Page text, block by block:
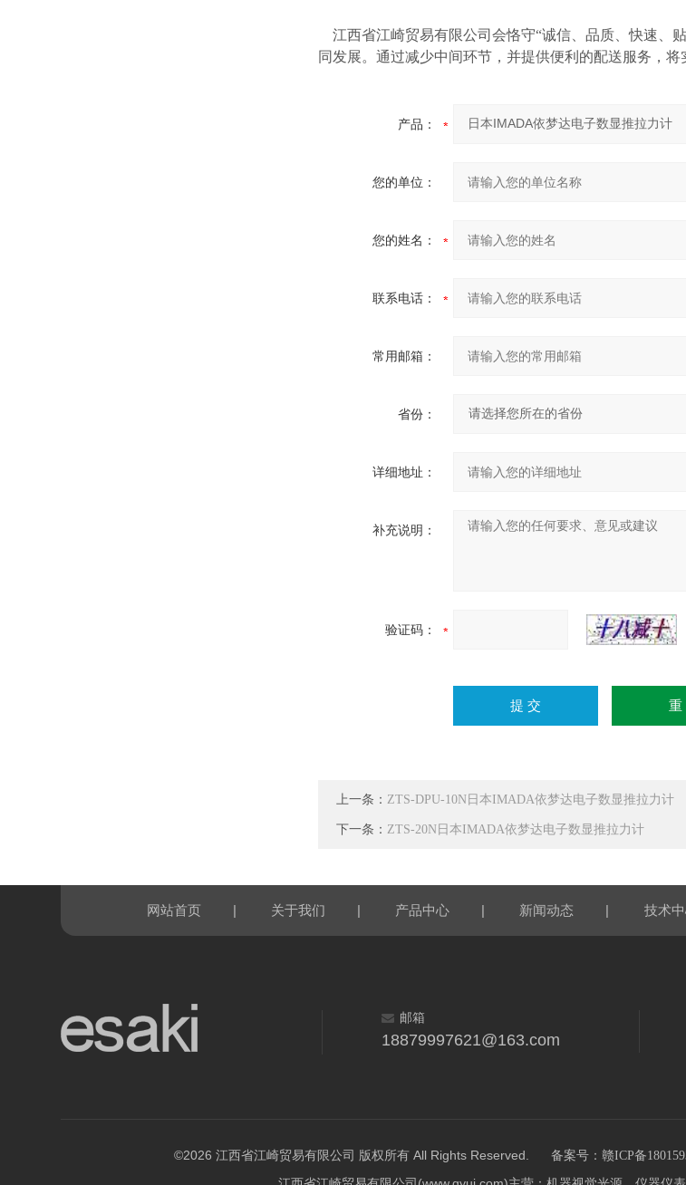
江西省江崎贸易有限公司会恪守“诚信、品质、快速、
同发展。通过减少中间环节，并提供便利的配送服务，将
产品：
您的单位：
您的姓名：
联系电话：
常用邮箱：
省份：
详细地址：
补充说明：
验证码：
上一条： ZTS-DPU-10N日本IMADA依梦达电子数显推拉力计
下一条： ZTS-20N日本IMADA依梦达电子数显推拉力计
网站首页 | 关于我们 | 产品中心 | 新闻动态 | 技术
邮箱
18879997621@163.com
©2026 江西省江崎贸易有限公司 版权所有 All Rights Reserved. 备案号：赣ICP备